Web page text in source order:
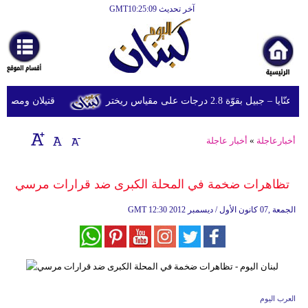
آخر تحديث GMT10:25:09
أخبارعاجلة
رياضة
ثقافة
إقتصاد
وموسيقى
وتغذية
قتيلان ومصابون جراء 14 غارة إسرائيلية على 2.8 درجات على مقياس ريختر
أخبارعاجلة » أخبار عاجلة
تظاهرات ضخمة في المحلة الكبرى ضد قرارات مرسي
GMT 12:30 2012 الجمعة ,07 كانون الأول / ديسمبر
العرب اليوم